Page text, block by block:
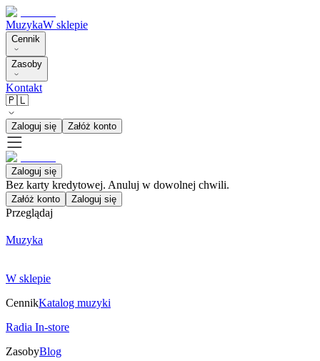
MuzykaW sklepie
Cennik
Zasoby
Kontakt
🇵🇱
Zaloguj się Załóż konto
Zaloguj się
Bez karty kredytowej. Anuluj w dowolnej chwili.
Załóż konto Zaloguj się
Przeglądaj
Muzyka
W sklepie
CennikKatalog muzyki
Radia In-store
ZasobyBlog